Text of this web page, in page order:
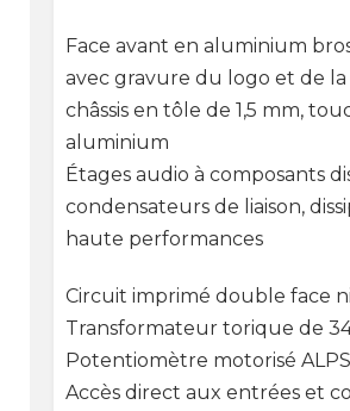
Face avant en aluminium
avec gravure du logo et de la
châssis en tôle de 1,5 mm,
aluminium
Étages audio à composants
condensateurs de liaison,
haute performances
Circuit imprimé double face
Transformateur torique de
Potentiomètre motorisé ALPS
Accès direct aux entrées et